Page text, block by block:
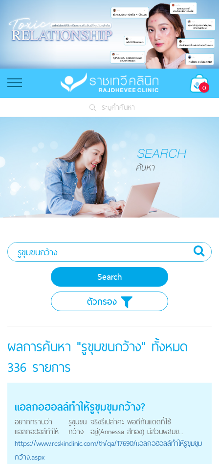
0
ระบุคำค้นหา
ตัวกรอง
ผลการค้นหา "รูขุมขนกว้าง" ทั้งหมด
336 รายการ
แอลกอฮอลล์ทำให้รูขุมขุมกว้าง?
อยากทราบว่า
แอลกอฮอล์ทำให้
รูขุมขน
กว้าง
จริงรึเปล่าคะ พอดีกันแดดที่ใช้
อยู่(Annessa สีทอง) มีส่วนผสมข...
https://www.rcskinclinic.com/th/qa/17690/แอลกอฮอลล์ทำให้รูขุมขุม
กว้าง.aspx